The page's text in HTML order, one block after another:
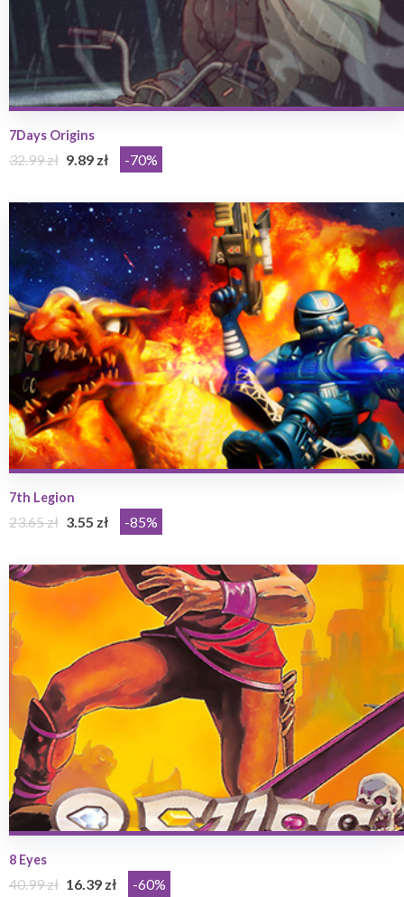
7Days Origins
32.99 zł 9.89 zł -70%
7th Legion
23.65 zł 3.55 zł -85%
8 Eyes
40.99 zł 16.39 zł -60%